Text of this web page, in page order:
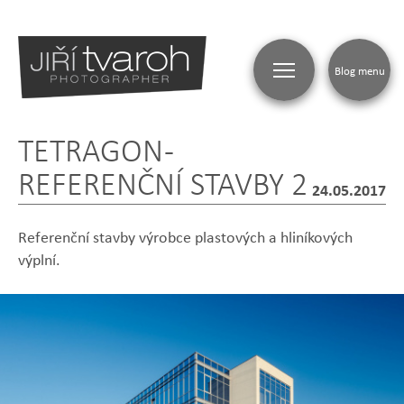
BLOG
TETRAGON -
REFERENČNÍ STAVBY 2 24.05.2017
Referenční stavby výrobce plastových a hliníkových
výplní.
Blog menu